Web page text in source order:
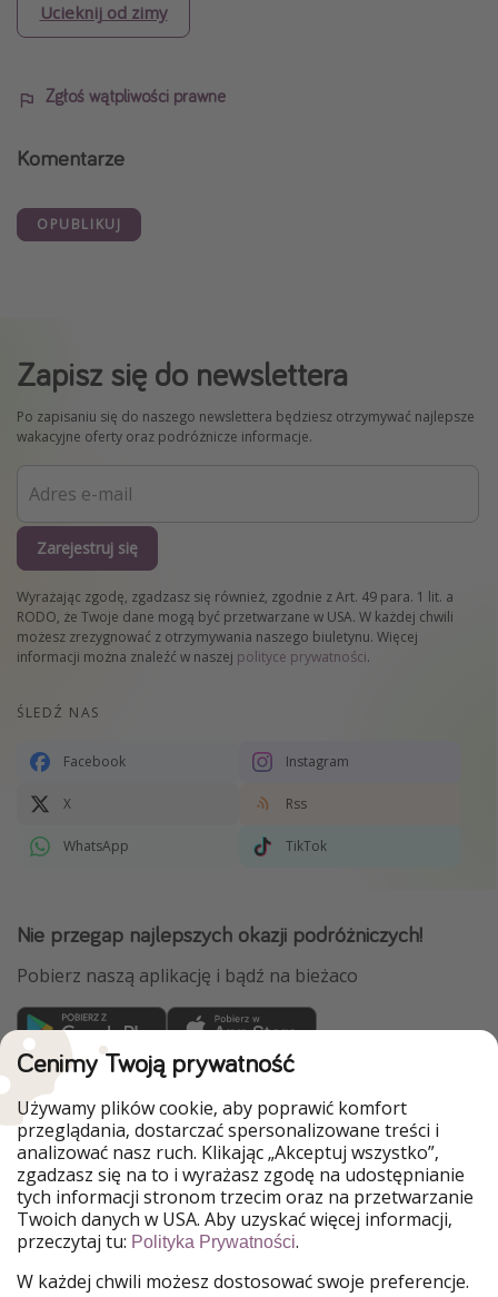
Ucieknij od zimy
Zgłoś wątpliwości prawne
Komentarze
OPUBLIKUJ
Zapisz się do newslettera
Po zapisaniu się do naszego newslettera będziesz otrzymywać najlepsze
wakacyjne oferty oraz podróżnicze informacje.
Zarejestruj się
Wyrażając zgodę, zgadzasz się również, zgodnie z Art. 49 para. 1 lit. a
RODO, że Twoje dane mogą być przetwarzane w USA. W każdej chwili
możesz zrezygnować z otrzymywania naszego biuletynu. Więcej
informacji można znaleźć w naszej polityce prywatności.
ŚLEDŹ NAS
Facebook Instagram
X Rss
WhatsApp TikTok
Nie przegap najlepszych okazji podróżniczych!
Pobierz naszą aplikację i bądź na bieżaco
WakacyjniPiraci są częścią Grupy HolidayPirates
Nasze rynki
PiratinViaggio
HolidayPirates
VakantiePiraten
VoyagesPirates
Ferienpiraten
Urlaubspiraten
Urlaubspiraten
ViajerosPiratas
TravelPirates
Nasza grupa
Cenimy Twoją prywatność
Używamy plików cookie, aby poprawić komfort
przeglądania, dostarczać spersonalizowane treści i
analizować nasz ruch. Klikając „Akceptuj wszystko”,
zgadzasz się na to i wyrażasz zgodę na udostępnianie
tych informacji stronom trzecim oraz na przetwarzanie
Twoich danych w USA. Aby uzyskać więcej informacji,
przeczytaj tu: Polityka Prywatności.
W każdej chwili możesz dostosować swoje preferencje.